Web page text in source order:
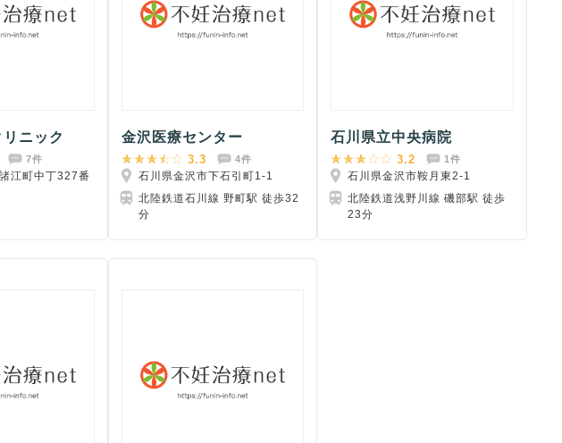
ニック
7件
江町中丁327番
金沢医療センター
3.3 4件
石川県金沢市下石引町1-1
北陸鉄道石川線 野町駅 徒歩32
分
石川県立中央病院
3.2 1件
石川県金沢市鞍月東2-1
北陸鉄道浅野川線 磯部駅 徒歩
23分